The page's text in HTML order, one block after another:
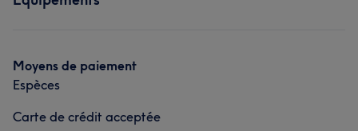
L'avis de nos clients sur Nancy
Moyens de paiement
Espèces
Carte de crédit acceptée